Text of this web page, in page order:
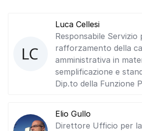
Luca Cellesi
Responsabile Servizio
rafforzamento della
amministrativa in
semplificazione e
Dip.to della Funzione
Elio Gullo
Direttore Ufficio per